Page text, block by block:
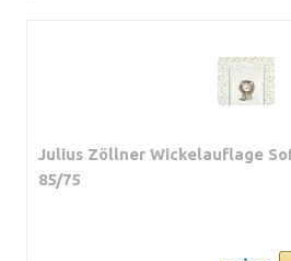
Julius Zöllner Wickelauflage
85/75